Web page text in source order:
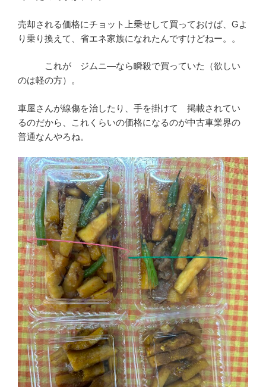
売却される価格にチョット上乗せして買っておけば、Gよ
り乗り換えて、省エネ家族になれたんですけどねー。。
これが ジムニ―なら瞬殺で買っていた（欲しい
のは軽の方）。
車屋さんが線傷を治したり、手を掛けて 掲載されてい
るのだから、これくらいの価格になるのが中古車業界の
普通なんやろね。